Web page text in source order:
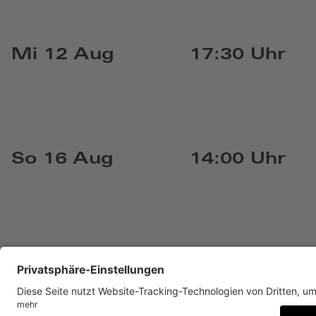
Mi 12 Aug 17:30 Uhr
So 16 Aug 14:00 Uhr
KONTAKT
IMPRESSUM DATENSCHUTZ
BARRIEREFREIHEIT
DATENSCHUTZ-